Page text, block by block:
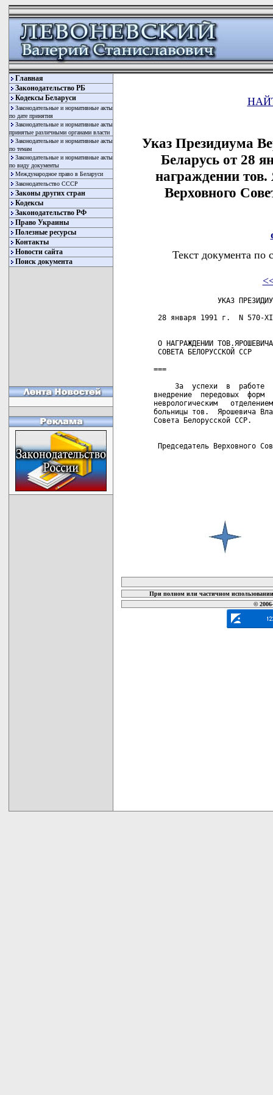
Главная
Законодательство РБ
Кодексы Беларуси
Законодательные и нормативные акты
по дате принятия
Законодательные и нормативные акты
принятые различными органами власти
Законодательные и нормативные акты
по темам
Законодательные и нормативные акты
по виду документы
Международное право в Беларуси
Законодательство СССР
Законы других стран
Кодексы
Законодательство РФ
Право Украины
Полезные ресурсы
Контакты
Новости сайта
Поиск документа
Указ Президиума
Беларусь от 28
награждении
Верховного
Текст документа по
УКАЗ
28 января 1991 г.  N
О НАГРАЖДЕНИИ
СОВЕТА БЕЛОРУССКОЙ ССР
===
За  успехи  в  работе
внедрение  передовых  форм
неврологическим
больницы тов.  Ярошевича
Совета Белорусской ССР.
Председатель Верховного
При полном или частичном
©